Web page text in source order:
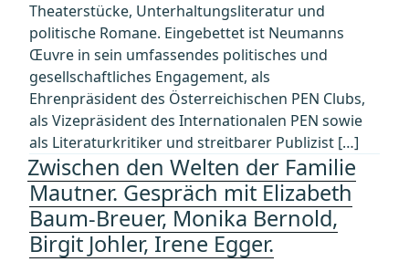
Theaterstücke, Unterhaltungsliteratur und
politische Romane. Eingebettet ist Neumanns
Œuvre in sein umfassendes politisches und
gesellschaftliches Engagement, als
Ehrenpräsident des Österreichischen PEN Clubs,
als Vizepräsident des Internationalen PEN sowie
als Literaturkritiker und streitbarer Publizist […]
Zwischen den Welten der Familie
Mautner. Gespräch mit Elizabeth
Baum-Breuer, Monika Bernold,
Birgit Johler, Irene Egger.